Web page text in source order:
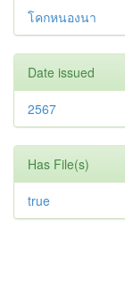
โคกหนองนา
Date issued
2567
Has File(s)
true